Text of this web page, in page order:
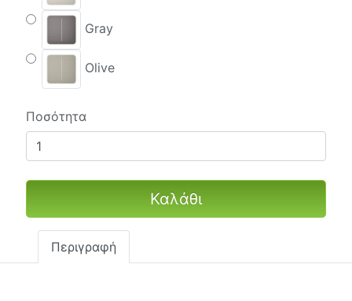
Gray
Olive
Ποσότητα
Καλάθι
Περιγραφή